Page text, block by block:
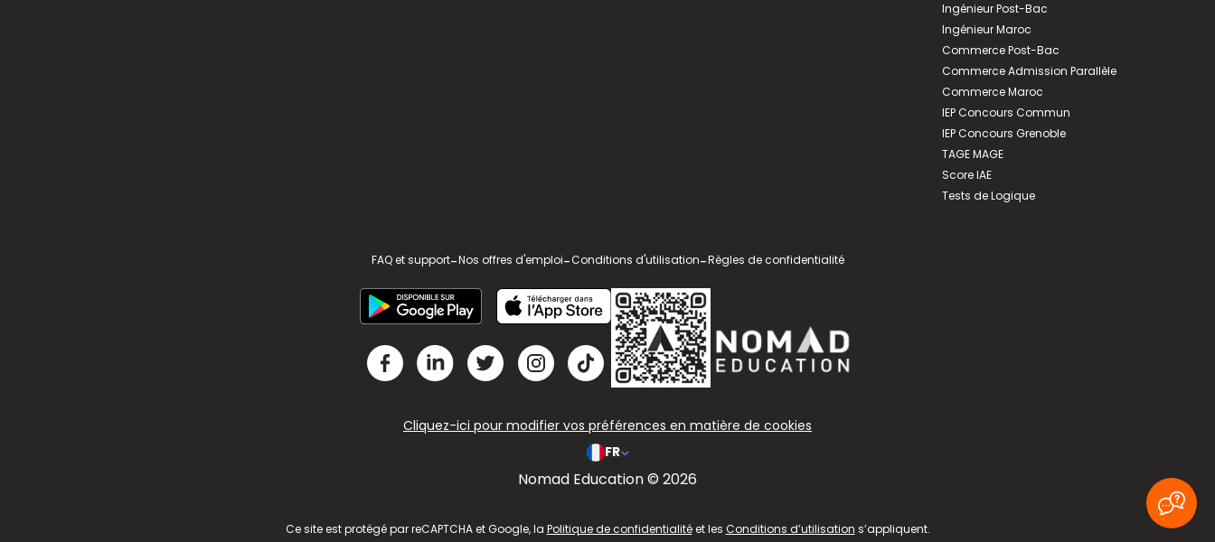
Ingénieur Post-Bac
Ingénieur Maroc
Commerce Post-Bac
Commerce Admission Parallèle
Commerce Maroc
IEP Concours Commun
IEP Concours Grenoble
TAGE MAGE
Score IAE
Tests de Logique
FAQ et support-Nos offres d'emploi-Conditions d'utilisation-Règles de confidentialité
Cliquez-ici pour modifier vos préférences en matière de cookies
FR
Nomad Education © 2026
Ce site est protégé par reCAPTCHA et Google, la Politique de confidentialitéet les Conditions d’utilisation s’appliquent.